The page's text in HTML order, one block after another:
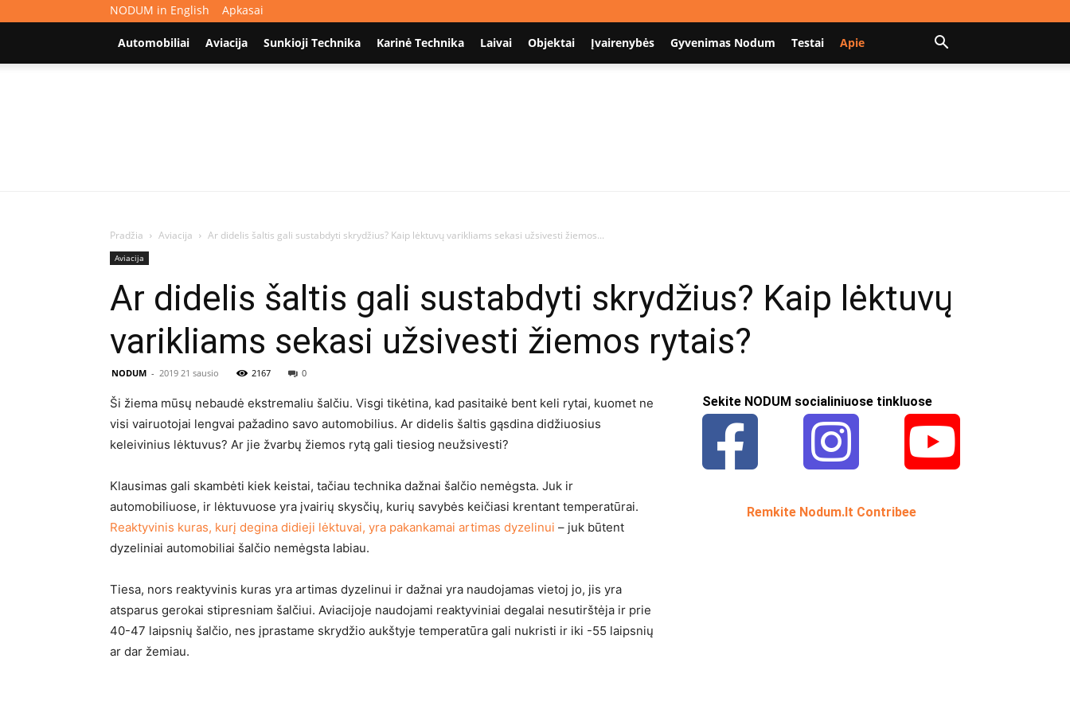
NODUM in English Apkasai
Automobiliai Aviacija Sunkioji Technika Karinė Technika Laivai Objektai Įvairenybės Gyvenimas Nodum Testai Apie
Pradžia Aviacija Ar didelis šaltis gali sustabdyti skrydžius? Kaip lėktuvų varikliams sekasi užsivesti žiemos...
Aviacija
Ar didelis šaltis gali sustabdyti skrydžius? Kaip lėktuvų
varikliams sekasi užsivesti žiemos rytais?
NODUM - 2019 21 sausio 2167 0
Ši žiema mūsų nebaudė ekstremaliu šalčiu. Visgi tikėtina, kad pasitaikė bent keli rytai, kuomet ne
visi vairuotojai lengvai pažadino savo automobilius. Ar didelis šaltis gąsdina didžiuosius
keleivinius lėktuvus? Ar jie žvarbų žiemos rytą gali tiesiog neužsivesti?
Klausimas gali skambėti kiek keistai, tačiau technika dažnai šalčio nemėgsta. Juk ir
automobiliuose, ir lėktuvuose yra įvairių skysčių, kurių savybės keičiasi krentant temperatūrai.
Reaktyvinis kuras, kurį degina didieji lėktuvai, yra pakankamai artimas dyzelinui – juk būtent
dyzeliniai automobiliai šalčio nemėgsta labiau.
Tiesa, nors reaktyvinis kuras yra artimas dyzelinui ir dažnai yra naudojamas vietoj jo, jis yra
atsparus gerokai stipresniam šalčiui. Aviacijoje naudojami reaktyviniai degalai nesutirštėja ir prie
40-47 laipsnių šalčio, nes įprastame skrydžio aukštyje temperatūra gali nukristi ir iki -55 laipsnių
ar dar žemiau.
Sekite NODUM socialiniuose tinkluose
Remkite Nodum.lt Contribee